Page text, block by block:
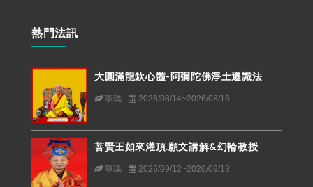
熱門法訊
大圓滿龍欽心髓-阿彌陀佛淨土遷識法
寧瑪 2026/08/14~2026/08/16
菩賢王如來灌頂.願文講解&幻輪教授
寧瑪 2026/09/12~2026/09/13